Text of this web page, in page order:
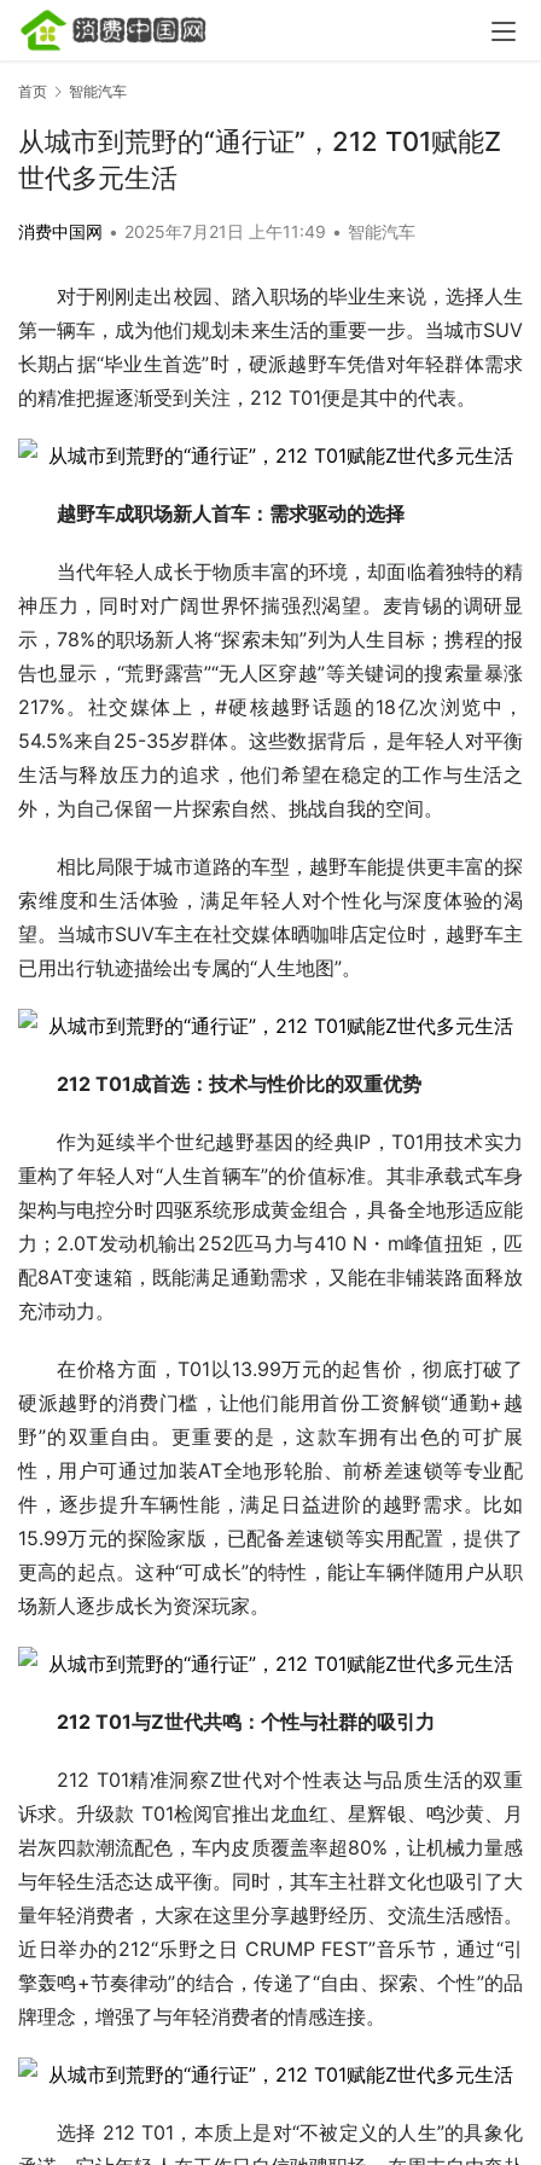
首页 智能汽车
从城市到荒野的“通行证”，212 T01赋能Z
世代多元生活
消费中国网 • 2025年7月21日 上午11:49 • 智能汽车
对于刚刚走出校园、踏入职场的毕业生来说，选择人生
第一辆车，成为他们规划未来生活的重要一步。当城市SUV
长期占据“毕业生首选”时，硬派越野车凭借对年轻群体需求
的精准把握逐渐受到关注，212 T01便是其中的代表。
越野车成职场新人首车：需求驱动的选择
当代年轻人成长于物质丰富的环境，却面临着独特的精
神压力，同时对广阔世界怀揣强烈渴望。麦肯锡的调研显
示，78%的职场新人将“探索未知”列为人生目标；携程的报
告也显示，“荒野露营”“无人区穿越”等关键词的搜索量暴涨
217%。社交媒体上，#硬核越野话题的18亿次浏览中，
54.5%来自25-35岁群体。这些数据背后，是年轻人对平衡
生活与释放压力的追求，他们希望在稳定的工作与生活之
外，为自己保留一片探索自然、挑战自我的空间。
相比局限于城市道路的车型，越野车能提供更丰富的探
索维度和生活体验，满足年轻人对个性化与深度体验的渴
望。当城市SUV车主在社交媒体晒咖啡店定位时，越野车主
已用出行轨迹描绘出专属的“人生地图”。
212 T01成首选：技术与性价比的双重优势
作为延续半个世纪越野基因的经典IP，T01用技术实力
重构了年轻人对“人生首辆车”的价值标准。其非承载式车身
架构与电控分时四驱系统形成黄金组合，具备全地形适应能
力；2.0T发动机输出252匹马力与410 N・m峰值扭矩，匹
配8AT变速箱，既能满足通勤需求，又能在非铺装路面释放
充沛动力。
在价格方面，T01以13.99万元的起售价，彻底打破了
硬派越野的消费门槛，让他们能用首份工资解锁“通勤+越
野”的双重自由。更重要的是，这款车拥有出色的可扩展
性，用户可通过加装AT全地形轮胎、前桥差速锁等专业配
件，逐步提升车辆性能，满足日益进阶的越野需求。比如
15.99万元的探险家版，已配备差速锁等实用配置，提供了
更高的起点。这种“可成长”的特性，能让车辆伴随用户从职
场新人逐步成长为资深玩家。
212 T01与Z世代共鸣：个性与社群的吸引力
212 T01精准洞察Z世代对个性表达与品质生活的双重
诉求。升级款 T01检阅官推出龙血红、星辉银、鸣沙黄、月
岩灰四款潮流配色，车内皮质覆盖率超80%，让机械力量感
与年轻生活态达成平衡。同时，其车主社群文化也吸引了大
量年轻消费者，大家在这里分享越野经历、交流生活感悟。
近日举办的212“乐野之日 CRUMP FEST”音乐节，通过“引
擎轰鸣+节奏律动”的结合，传递了“自由、探索、个性”的品
牌理念，增强了与年轻消费者的情感连接。
选择 212 T01，本质上是对“不被定义的人生”的具象化